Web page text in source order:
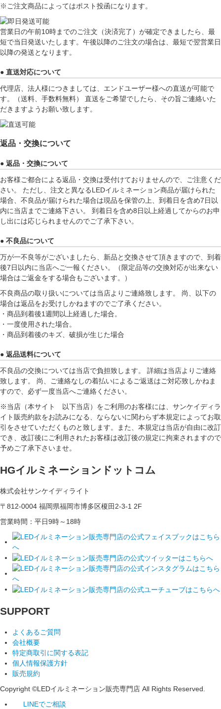
※ご注文商品によってはポスト投函になります。
営業日の午前10時までのご注文（決済完了）が確定できましたら、最
短で当日発送いたします。午後以降のご注文の場合は、最短で翌営業日
以降の発送となります。
● 直送対応について
代理店、法人様につきましては、エンドユーザー様への直送が可能で
す。（送料、手数料無料） 直送をご希望でしたら、その旨ご連絡いた
だきますようお願い致します。
返品・交換について
● 返品・交換について
お客様ご都合による返品・交換は受付けておりませんので、ご注意くだ
さい。 ただし、注文と異なるLEDイルミネーション商品が届けられた
場合、不良品が届けられた場合は現品を保管の上、到着日を含め7日以
内に当店までご連絡下さい。 到着日を含め8日以上経過してからのお申
し出には応じられませんのでご了承下さい。
● 不良品について
万が一不良等がございましたら、新品と交換させて頂きますので、到着
後7日以内に当店へご一報ください。（限定品等の交換対応が出来ない
場合はご返金をする場合もございます。）
不良商品の取り扱いについては当店よりご連絡致します。 尚、以下の
場合は返品をお受けしかねますのでご了承ください。
・商品到着後1週間以上経過した場合。
・一度使用された場合。
・商品到着後のキズ、破損が生じた場合
● 返品送料について
不良品の交換については当店で負担致します。 詳細は当店よりご連絡
致します。 尚、ご連絡なしの着払いによるご返送はご対応致しかねま
すので、必ず一度当店へご連絡ください。
※当店（本サイト 以下当店）をご利用のお客様には、サンケイディラ
イト販売約款をお読みになる、ならないに関わらず本規定によってお取
引をさせていただくものと致します。また、本規定は当店が自由に改訂
でき、改訂後にご利用されたお客様は改訂後の規定に拘束されますので
予めご了承下さいませ。
HGイルミネーションドットコム
株式会社サンケイディライト
〒812-0004 福岡県福岡市博多区榎田2-3-1 2F
営業時間：平日9時～18時
SUPPORT
よくあるご質問
会社概要
特定商取引に関する表記
個人情報保護方針
販売規約
Copyright ©LEDイルミネーション販売専門店 All Rights Reserved.
LINEでご相談